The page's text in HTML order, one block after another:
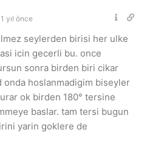
1 yıl önce
seylerden birisi her ulke
icin gecerli bu. once
sonra birden biri cikar
onda hoslanmadigim biseyler
ok birden 180° tersine
baslar. tam tersi bugun
yarin goklere de